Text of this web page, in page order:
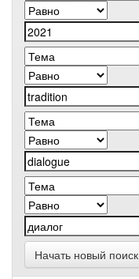
Начать новый поиск